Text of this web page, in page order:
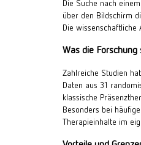
Die Suche nach
über den Bildschirm
Die
Was die Forschung
Zahlreiche Studien
Daten aus 31
klassische
Besonders bei
Therapieinhalte im